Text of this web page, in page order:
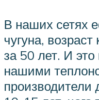
В наших сетях
чугуна,
за 50 лет. И
нашими
производители